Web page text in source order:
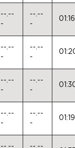
--.--
-
--.--
-
--.--
-
--.--
-
--.--
-
--.--
-
--.--
-
--.--
-
--.--
--.--